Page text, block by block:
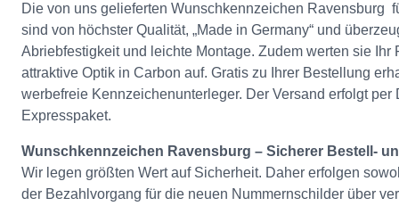
Die von uns gelieferten Wunschkennzeichen Ravensburg
sind von höchster Qualität, „Made in Germany“ und
Abriebfestigkeit und leichte Montage. Zudem werten sie Ihr
attraktive Optik in Carbon auf. Gratis zu Ihrer Bestellung
werbefreie Kennzeichenunterleger. Der Versand erfolgt per
Expresspaket.
Wunschkennzeichen Ravensburg – Sicherer Bestell-
Wir legen größten Wert auf Sicherheit. Daher erfolgen
der Bezahlvorgang für die neuen Nummernschilder über